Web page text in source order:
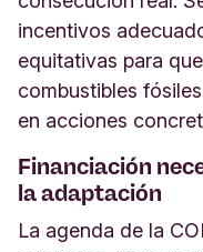
incentivos
equitativas para
combustibles
en acciones
Financiación
la adaptación
La agenda de la